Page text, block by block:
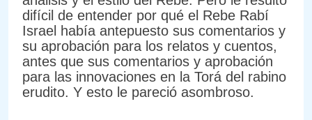
difícil de entender por qué el Rebe Rabí
Israel había antepuesto sus comentarios y
su aprobación para los relatos y cuentos,
antes que sus comentarios y aprobación
para las innovaciones en la Torá del rabino
erudito. Y esto le pareció asombroso.